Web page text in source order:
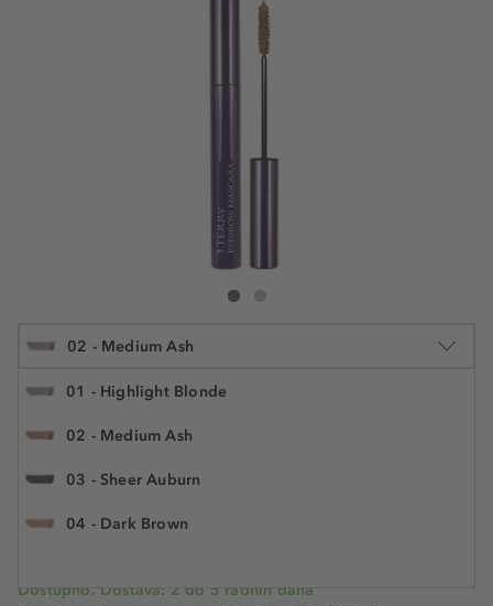
By Terry Eyebrow Mascara
02 - Medium Ash
01 - Highlight Blonde
02 - Medium Ash
03 - Sheer Auburn
04 - Dark Brown
4.5 ml
Dostupno. Dostava: 2 do 5 radnih dana